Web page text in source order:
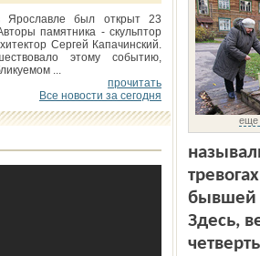
Ярославле был открыт 23
памятника - скульптор
Сергей Капачинский.
этому событию,
...
прочитать
Все новости за сегодня
еще
бывшей
Здесь,